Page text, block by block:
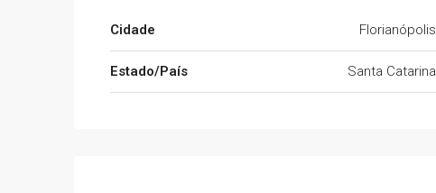
Cidade Florianópolis
Estado/País Santa Catarina